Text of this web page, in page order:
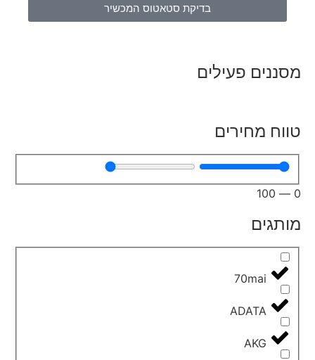
בדיקת סטאטוס המכשיר
מסננים פעילים
טווח מחירים
0
—
100
מותגים
70mai
ADATA
AKG